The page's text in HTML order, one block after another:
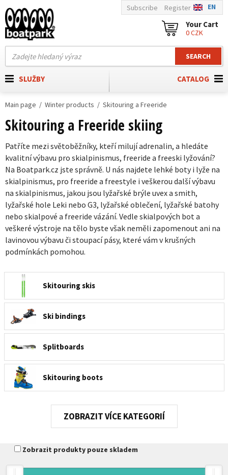
SEARCH
Subscribe Register EN
Your Cart
0 CZK
CATALOG
SLUŽBY
Main page Winter products Skitouring a Freeride
Skitouring a Freeride skiing
Patříte mezi světoběžníky, kteří milují adrenalin, a hledáte
kvalitní výbavu pro skialpinismus, freeride a freeski lyžování?
Na Boatpark.cz jste správně. U nás najdete lehké boty i lyže na
skialpinismus, pro freeride a freestyle i veškerou další výbavu
na skialpinismus, jakou jsou lyžařské brýle uvex a smith,
lyžařské hole Leki nebo G3, lyžařské oblečení, lyžařské batohy
nebo skialpové a freeride vázání. Vedle skialpových bot a
veškeré výstroje na tělo byste však neměli zapomenout ani na
lavinovou výbavu či stoupací pásy, které vám v krušných
podmínkách pomohou.
Skitouring skis
Ski bindings
Splitboards
Skitouring boots
Touring skins
Skialpové helmy
KATEGORIÍ
Zobrazit produkty pouze skladem